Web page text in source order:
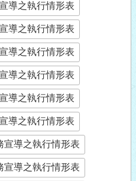
導之執行情形表
導之執行情形表
導之執行情形表
導之執行情形表
導之執行情形表
導之執行情形表
宣導之執行情形表
宣導之執行情形表